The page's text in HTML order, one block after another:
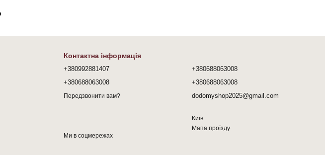
Контактна інформація
+380992881407
+380688063008
Передзвонити вам?
+380688063008
+380688063008
dodomyshop2025@gmail.com
Київ
Мапа проїзду
Ми в соцмережах